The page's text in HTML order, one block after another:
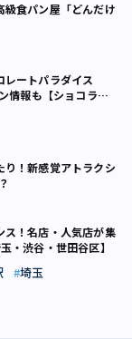
級食パン屋「どんだけ
レートパラダイス
情報も【ショコラ
り！新感覚アトラクシ
ス！名店・人気店が集
・渋谷・世田谷区】
埼玉